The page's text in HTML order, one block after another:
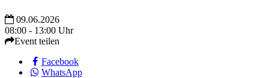
09.06.2026
08:00 - 13:00 Uhr
Event teilen
Facebook
WhatsApp